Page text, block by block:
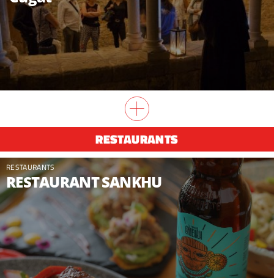
RESTAURANTS
RESTAURANTS
RESTAURANT SANKHU